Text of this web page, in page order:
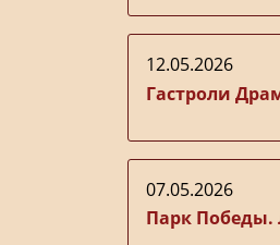
12.05.2026
Гастроли
07.05.2026
Парк Победы.